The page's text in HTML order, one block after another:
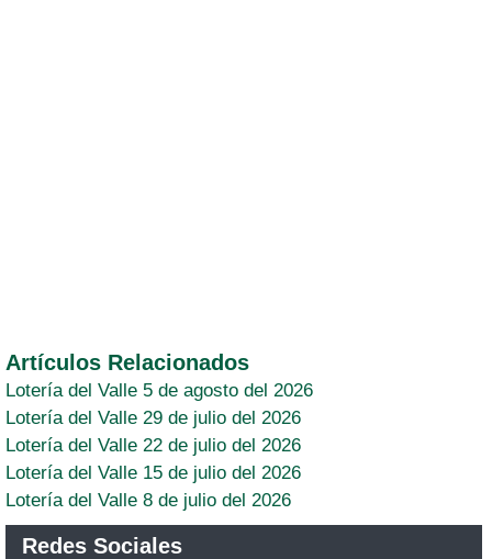
Artículos Relacionados
Lotería del Valle 5 de agosto del 2026
Lotería del Valle 29 de julio del 2026
Lotería del Valle 22 de julio del 2026
Lotería del Valle 15 de julio del 2026
Lotería del Valle 8 de julio del 2026
Redes Sociales